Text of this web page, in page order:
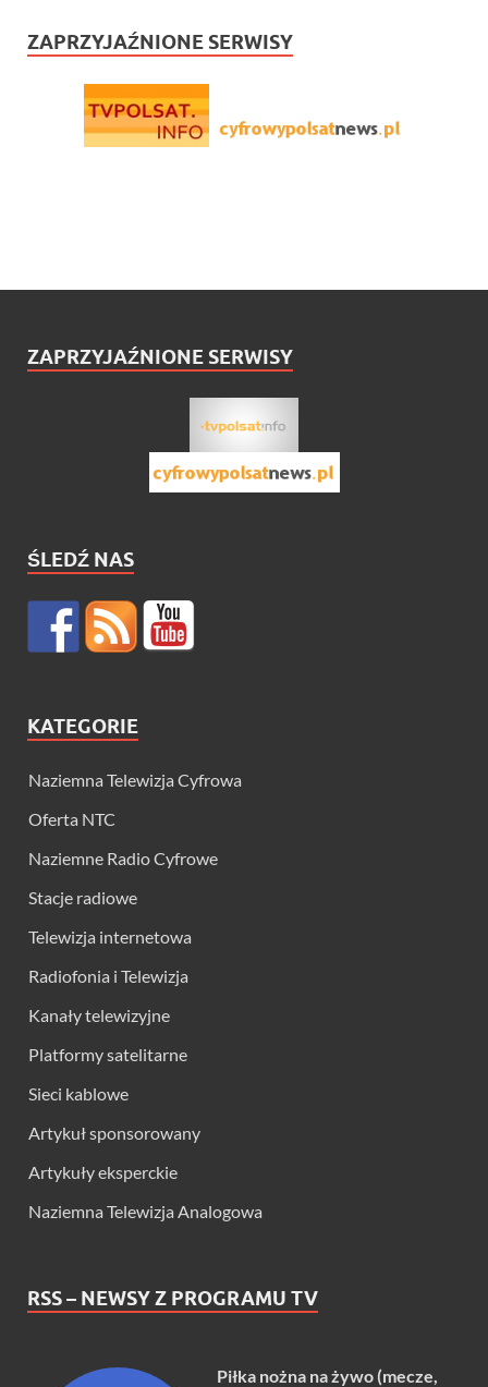
ZAPRZYJAŹNIONE SERWISY
ZAPRZYJAŹNIONE SERWISY
ŚLEDŹ NAS
KATEGORIE
Naziemna Telewizja Cyfrowa
Oferta NTC
Naziemne Radio Cyfrowe
Stacje radiowe
Telewizja internetowa
Radiofonia i Telewizja
Kanały telewizyjne
Platformy satelitarne
Sieci kablowe
Artykuł sponsorowany
Artykuły eksperckie
Naziemna Telewizja Analogowa
RSS – NEWSY Z PROGRAMU TV
Piłka nożna na żywo (mecze,